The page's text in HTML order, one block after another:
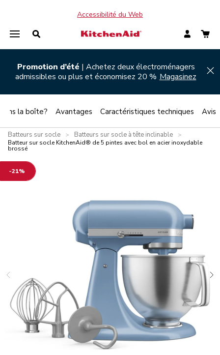
Accessibilité du Web
Promotion d’été | Achetez deux électroménagers
admissibles ou plus et économisez 20 % Magasinez
Batteurs sur socle > Batteurs sur socle à tête inclinable
>
Batteur sur socle KitchenAid® de 5 pintes avec bol en acier inoxydable
brossé
-21%
la boîte? Avantages Caractéristiques techniques Avis